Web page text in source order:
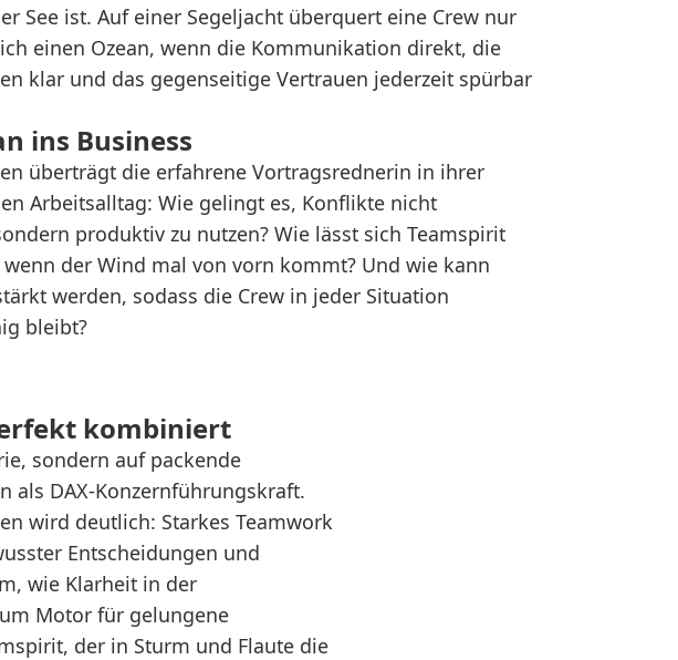
See ist. Auf einer Segeljacht überquert eine Crew nur
einen Ozean, wenn die Kommunikation direkt, die
klar und das gegenseitige Vertrauen jederzeit spürbar
ins Business
überträgt die erfahrene Vortragsrednerin in ihrer
Arbeitsalltag: Wie gelingt es, Konflikte nicht
produktiv zu nutzen? Wie lässt sich Teamspirit
der Wind mal von vorn kommt? Und wie kann
werden, sodass die Crew in jeder Situation
bleibt?
kombiniert
sondern auf packende
als DAX-Konzernführungskraft.
wird deutlich: Starkes Teamwork
Entscheidungen und
wie Klarheit in der
Motor für gelungene
der in Sturm und Flaute die